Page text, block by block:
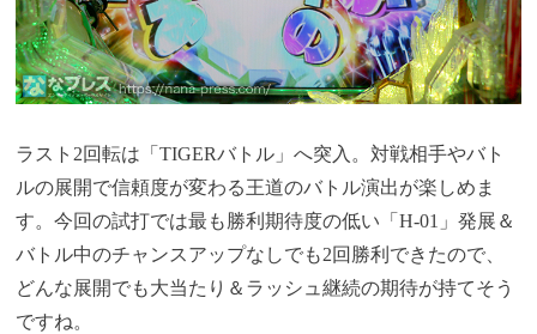
ラスト2回転は「TIGERバトル」へ突入。対戦相手やバト
ルの展開で信頼度が変わる王道のバトル演出が楽しめま
す。今回の試打では最も勝利期待度の低い「H-01」発展＆
バトル中のチャンスアップなしでも2回勝利できたので、
どんな展開でも大当たり＆ラッシュ継続の期待が持てそう
ですね。